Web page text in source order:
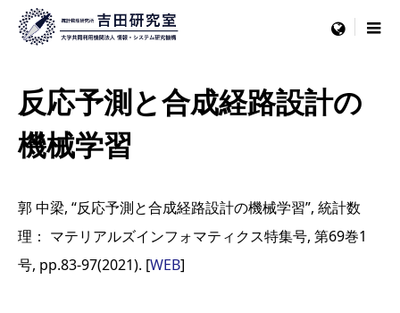
menu
反応予測と合成経路設計の
機械学習
郭 中梁, “反応予測と合成経路設計の機械学習”, 統計数
理： マテリアルズインフォマティクス特集号, 第69巻1
号, pp.83-97(2021). [WEB]